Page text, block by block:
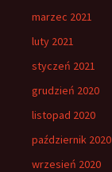
marzec 2021
luty 2021
styczeń 2021
grudzień 2020
listopad 2020
październik 2020
wrzesień 2020